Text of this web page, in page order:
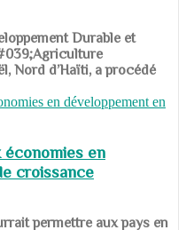
Durable et
Nord d’Haïti, a procédé
économies en
croissance
permettre aux pays en